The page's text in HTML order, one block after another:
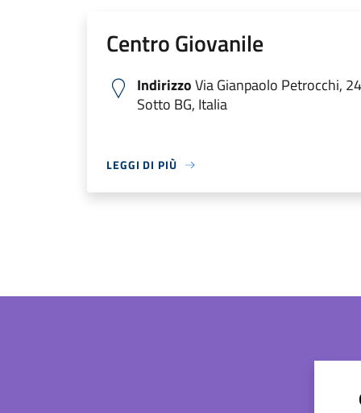
Centro Giovanile
IndirizzoVia Gianpaolo Petrocchi,
Sotto BG, Italia
LEGGI DI PIÙ